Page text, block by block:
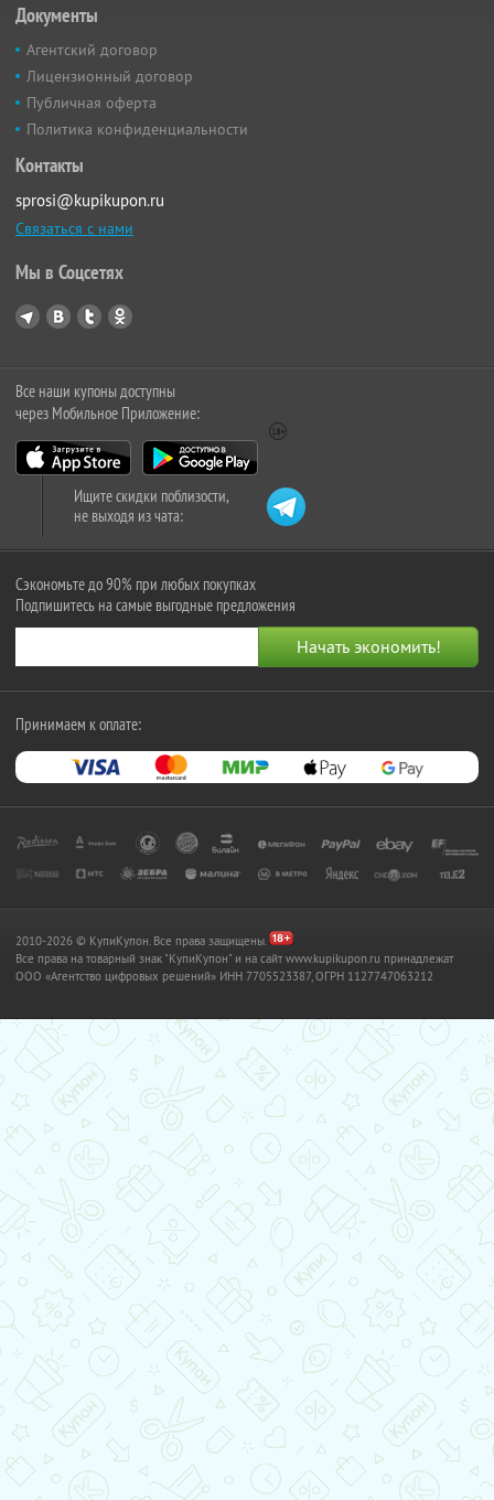
Документы
Агентский договор
Лицензионный договор
Публичная оферта
Политика конфиденциальности
Контакты
sprosi@kupikupon.ru
Связаться с нами
Мы в Соцсетях
Все наши купоны доступны
через Мобильное Приложение:
Ищите скидки поблизости,
не выходя из чата:
Сэкономьте до 90% при любых покупках
Подпишитесь на самые выгодные предложения
Принимаем к оплате:
2010-2026 © КупиКупон. Все права защищены.
Все права на товарный знак "КупиКупон" и на сайт www.kupikupon.ru принадлежат
OOO «Агентство цифровых решений» ИНН 7705523387, ОГРН 1127747063212